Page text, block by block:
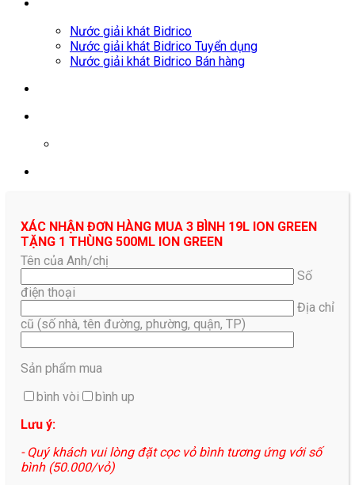
Nước giải khát Bidrico
Nước giải khát Bidrico Tuyển dụng
Nước giải khát Bidrico Bán hàng
XÁC NHẬN ĐƠN HÀNG MUA 3 BÌNH 19L ION GREEN
TẶNG 1 THÙNG 500ML ION GREEN
Tên của Anh/chị
Số
điện thoại
Địa chỉ
cũ (số nhà, tên đường, phường, quận, TP)
Sản phẩm mua
bình vòi
bình up
Lưu ý:
- Quý khách vui lòng đặt cọc vỏ bình tương ứng với số
bình (50.000/vỏ)